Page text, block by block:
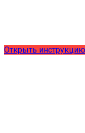
Открыть инструкцию